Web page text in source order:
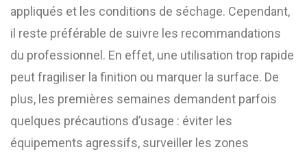
appliqués et les conditions de séchage. Cependant,
il reste préférable de suivre les recommandations
du professionnel. En effet, une utilisation trop rapide
peut fragiliser la finition ou marquer la surface. De
plus, les premières semaines demandent parfois
quelques précautions d’usage : éviter les
équipements agressifs, surveiller les zones